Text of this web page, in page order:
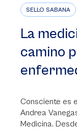
SELLO SABANA
La
camino
Consciente es
Andrea
Medicina.